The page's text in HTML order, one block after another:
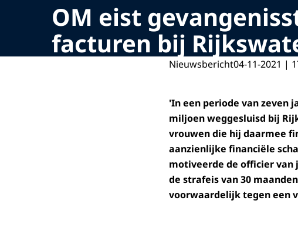
OM eist
facturen bij
Nieuwsbericht04-11-2021 |
'In een periode van zeven
miljoen weggesluisd bij
vrouwen die hij daarmee
aanzienlijke financiële
motiveerde de officier van
de strafeis van 30
voorwaardelijk tegen een